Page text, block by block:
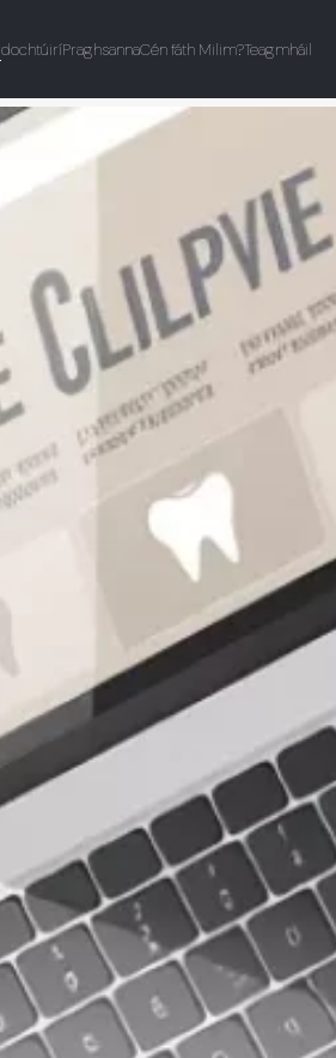
dochtúiríPraghsannaCén fáth Milim?Teagmháil